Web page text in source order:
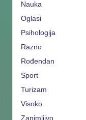
Nauka
Oglasi
Psihologija
Razno
Rođendan
Sport
Turizam
Visoko
Zanimljivo